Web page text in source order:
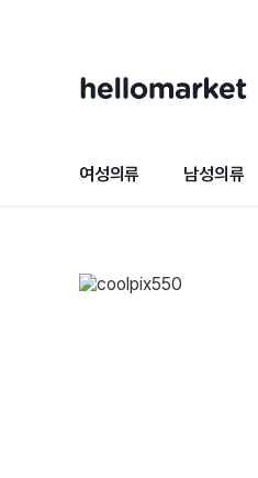
여성의류 남성의류